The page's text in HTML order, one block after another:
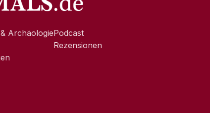
ArchäologiePodcast
Rezensionen